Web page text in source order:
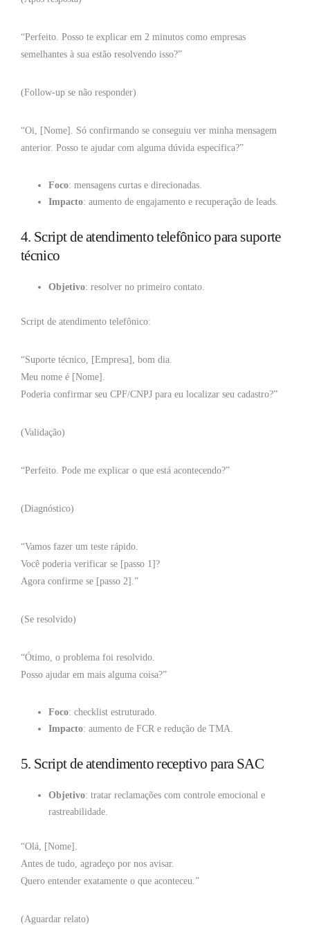
“Perfeito. Posso te explicar em 2 minutos como empresas
semelhantes à sua estão resolvendo isso?”
(Follow-up se não responder)
“Oi, [Nome]. Só confirmando se conseguiu ver minha mensagem
anterior. Posso te ajudar com alguma dúvida específica?”
Foco: mensagens curtas e direcionadas.
Impacto: aumento de engajamento e recuperação de leads.
4. Script de atendimento telefônico para suporte
técnico
Objetivo: resolver no primeiro contato.
Script de atendimento telefônico:
“Suporte técnico, [Empresa], bom dia.
Meu nome é [Nome].
Poderia confirmar seu CPF/CNPJ para eu localizar seu cadastro?”
(Validação)
“Perfeito. Pode me explicar o que está acontecendo?”
(Diagnóstico)
“Vamos fazer um teste rápido.
Você poderia verificar se [passo 1]?
Agora confirme se [passo 2].”
(Se resolvido)
“Ótimo, o problema foi resolvido.
Posso ajudar em mais alguma coisa?”
Foco: checklist estruturado.
Impacto: aumento de FCR e redução de TMA.
5. Script de atendimento receptivo para SAC
Objetivo: tratar reclamações com controle emocional e
rastreabilidade.
“Olá, [Nome].
Antes de tudo, agradeço por nos avisar.
Quero entender exatamente o que aconteceu.”
(Aguardar relato)